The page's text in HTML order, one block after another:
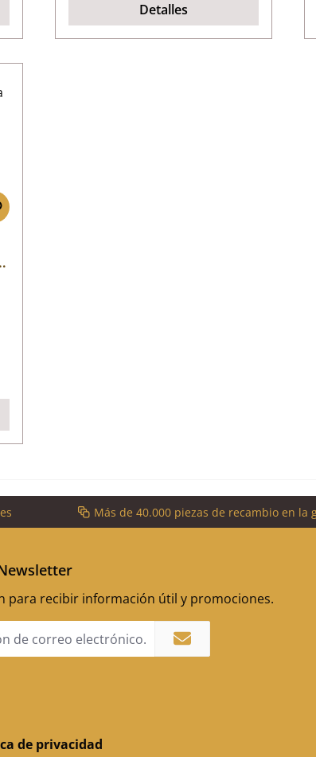
Detalles
Más de 40.000 piezas de recambio en la
para recibir información útil y promociones.
de privacidad